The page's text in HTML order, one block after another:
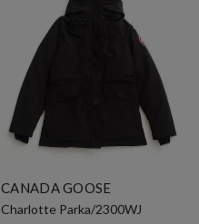
CANADA GOOSE
Charlotte Parka/2300WJ